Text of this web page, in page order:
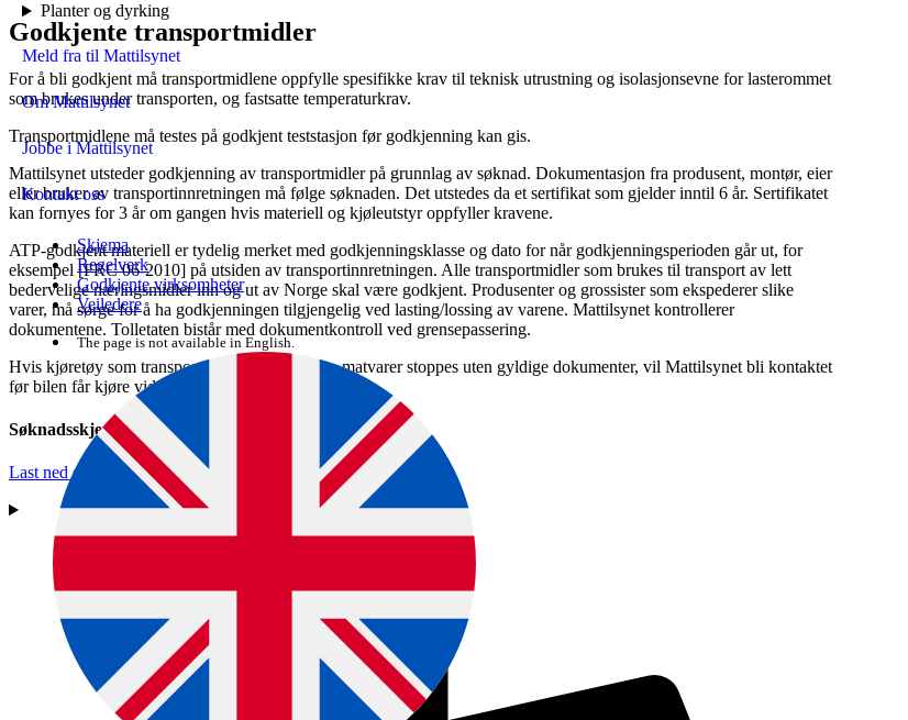
Planter og dyrking
Meld fra til Mattilsynet
Om Mattilsynet
Jobbe i Mattilsynet
Kontakt oss
Skjema
Regelverk
Godkjente virksomheter
Veiledere
The page is not available in English.
Godkjente transportmidler
For å bli godkjent må transportmidlene oppfylle spesifikke krav til teknisk utrustning og isolasjonsevne for lasterommet
som brukes under transporten, og fastsatte temperaturkrav.
Transportmidlene må testes på godkjent teststasjon før godkjenning kan gis.
Mattilsynet utsteder godkjenning av transportmidler på grunnlag av søknad. Dokumentasjon fra produsent, montør, eier
eller bruker av transportinnretningen må følge søknaden. Det utstedes da et sertifikat som gjelder inntil 6 år. Sertifikatet
kan fornyes for 3 år om gangen hvis materiell og kjøleutstyr oppfyller kravene.
ATP-godkjent materiell er tydelig merket med godkjenningsklasse og dato for når godkjenningsperioden går ut, for
eksempel [FRC 06-2010] på utsiden av transportinnretningen. Alle transportmidler som brukes til transport av lett
bedervelige næringsmidler inn og ut av Norge skal være godkjent. Produsenter og grossister som ekspederer slike
varer, må sørge for å ha godkjenningen tilgjengelig ved lasting/lossing av varene. Mattilsynet kontrollerer
dokumentene. Tolletaten bistår med dokumentkontroll ved grensepassering.
Hvis kjøretøy som transporterer lett bedervelige matvarer stoppes uten gyldige dokumenter, vil Mattilsynet bli kontaktet
før bilen får kjøre videre.
Søknadsskjema for ATP-godkjenning
Last ned skjema (PDF)